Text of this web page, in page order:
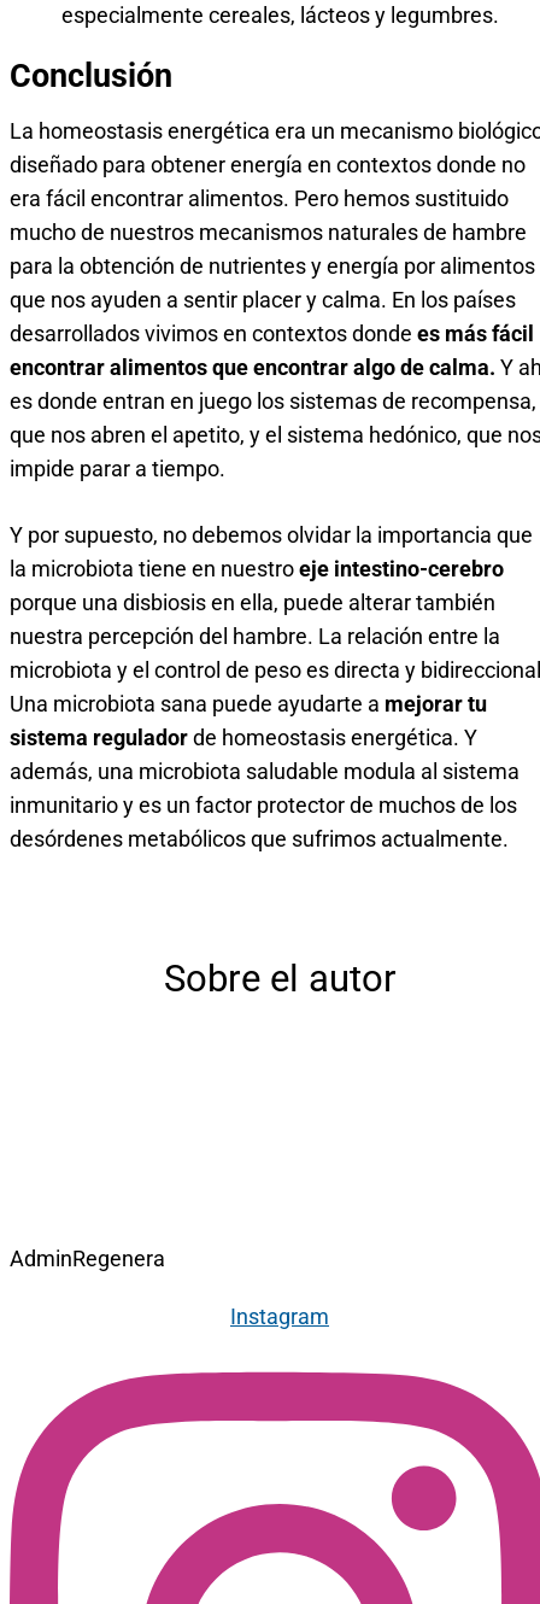
especialmente cereales, lácteos y legumbres.
Conclusión
La homeostasis energética era un mecanismo
diseñado para obtener energía en contextos donde no
era fácil encontrar alimentos. Pero hemos sustituido
mucho de nuestros mecanismos naturales de hambre
para la obtención de nutrientes y energía por alimentos
que nos ayuden a sentir placer y calma. En los países
desarrollados vivimos en contextos donde es más fácil
encontrar alimentos que encontrar algo de calma. Y
es donde entran en juego los sistemas de recompensa,
que nos abren el apetito, y el sistema hedónico, que
impide parar a tiempo.
Y por supuesto, no debemos olvidar la importancia que
la microbiota tiene en nuestroeje intestino-cerebro
porque una disbiosis en ella, puede alterar también
nuestra percepción del hambre. La relación entre la
microbiota y el control de peso es directa y
Una microbiota sana puede ayudarte a mejorar tu
sistema reguladorde homeostasis energética. Y
además, una microbiota saludable modula al sistema
inmunitario y es un factor protector de muchos de los
desórdenes metabólicos que sufrimos actualmente.
Sobre el autor
AdminRegenera
Instagram